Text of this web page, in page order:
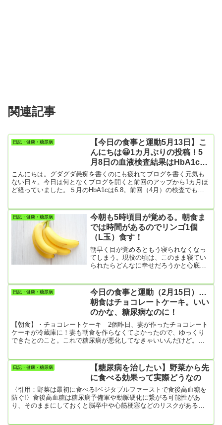
関連記事
日記・健康・糖尿病
【今日の食事と運動5月13日】こ
んにちは😀1カ月ぶりの投稿！5
月8日の血液検査結果はHbA1c
6.8でメチャ褒められた
こんにちは。グダグダ愚痴を書くのにも疲れてブログを書く元気も
ない日々。今日は何となくブログを開くと前回のアップから1カ月ほ
ど経っていました。５月のHbA1cは6.8。前回（4月）の検査でも
項目は全て正常値。データのバランスがいいらしい。この1カ月、ア
イスクリームを食べる習慣がついてしまって、僕も7.0は超えている
だろうな思っていた。以前、アイスクリームを全く食べずに過ご...
日記・健康・糖尿病
今朝も5時頃目が覚める。朝食ま
では時間があるのでリンゴ1個
（L玉）食す！
朝早く目が覚めるともう寝られなくなっ
てしまう。現役の頃は、このまま寝てい
られたらどんなに幸せだろうかと心底思
れない。上手くいかないもんですねえ。
朝5時、さりとて冬のこんな時間に散歩に
出る気も起こらない。取り敢えずコーヒ
ーは入れたが、何だか物足りない。止め
ときゃいいのにリンゴに手が伸びてしま
った。糖尿病の僕が朝一で糖度満点のリ
ンゴを食べるなんて、合併症まっしぐら
だな。今日はこんなスタートを切ってし
日記・健康・糖尿病
今日の食事と運動（2月15日）…
朝食はチョコレートケーキ。いい
のかな、糖尿病なのに！
【朝食】・チョコレートケーキ 2個昨日、妻が作ったチョコレート
ケーキが冷蔵庫に！妻も朝食を作らなくてよかったので、ゆっくり
できたとのこと。これで糖尿病が悪化してなきゃいいんだけど。
日記・健康・糖尿病
【糖尿病を治したい】野菜から先
に食べる効果って実際どうなの
〈引用：野菜は最初に食べる!ベジタブルファーストで食後高血糖を
防ぐ!〉食後高血糖は糖尿病予備軍や動脈硬化に繋がる可能性があ
り、そのままにしておくと脳卒中や心筋梗塞などのリスクがあるた